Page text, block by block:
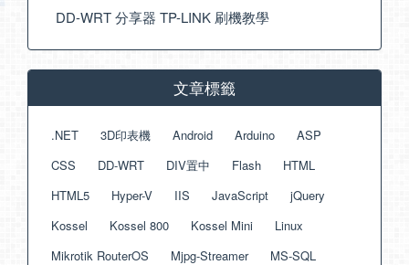
DD-WRT 分享器 TP-LINK 刷機教學
文章標籤
.NET 3D印表機 Android Arduino
ASP
CSS
DD-WRT DIV置中 Flash
HTML
HTML5
Hyper-V IIS JavaScript
jQuery
Kossel
Kossel 800 Kossel Mini
Linux
Mikrotik RouterOS
Mjpg-Streamer
MS-SQL